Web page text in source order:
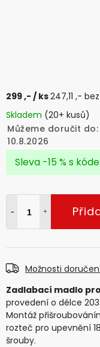
299 ,- / ks247,11 ,-
Skladem (20+ kusů)
Můžeme doručit do:
10.8.2026
Sleva -15 % s
Možnosti
Zadlabací madlo
provedení o délce
Montáž
rozteč pro upevnění
šrouby.